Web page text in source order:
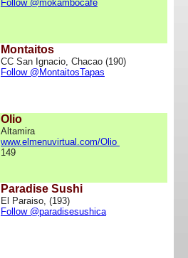
Follow @mokambocafe
Montaitos
CC San Ignacio, Chacao (190)
Follow @MontaitosTapas
Olio
Altamira
www.elmenuvirtual.com/Olio
149
Paradise Sushi
El Paraiso, (193)
Follow @paradisesushica